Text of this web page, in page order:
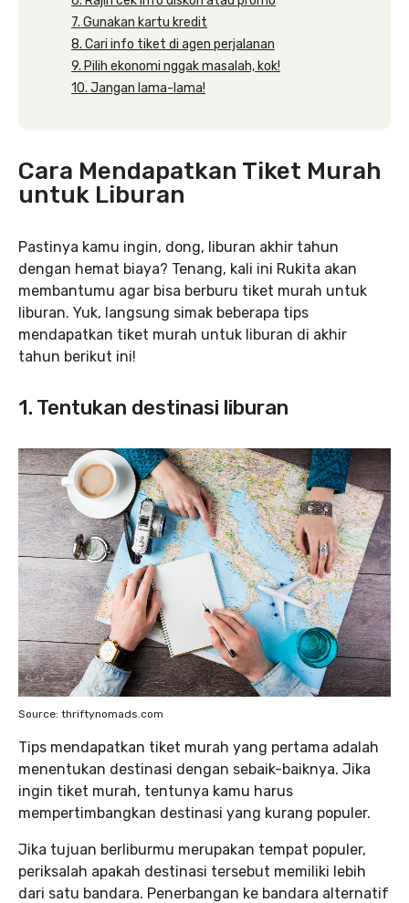
7. Gunakan kartu kredit
8. Cari info tiket di agen perjalanan
9. Pilih ekonomi nggak masalah, kok!
10. Jangan lama-lama!
Cara Mendapatkan Tiket Murah
untuk Liburan
Pastinya kamu ingin, dong, liburan akhir tahun
dengan hemat biaya? Tenang, kali ini Rukita akan
membantumu agar bisa berburu tiket murah untuk
liburan. Yuk, langsung simak beberapa tips
mendapatkan tiket murah untuk liburan di akhir
tahun berikut ini!
1. Tentukan destinasi liburan
Source: thriftynomads.com
Tips mendapatkan tiket murah yang pertama adalah
menentukan destinasi dengan sebaik-baiknya. Jika
ingin tiket murah, tentunya kamu harus
mempertimbangkan destinasi yang kurang populer.
Jika tujuan berliburmu merupakan tempat populer,
periksalah apakah destinasi tersebut memiliki lebih
dari satu bandara. Penerbangan ke bandara alternatif